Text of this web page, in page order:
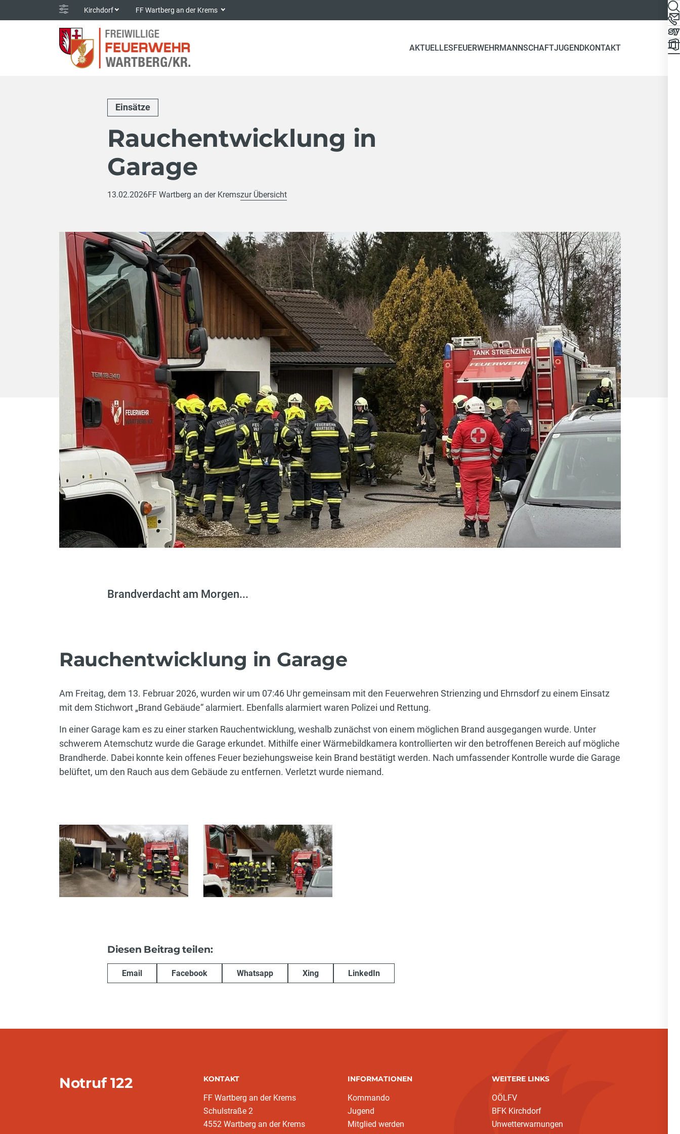
Kirchdorf FF Wartberg an der Krems
AKTUELLESFEUERWEHRMANNSCHAFTJUGENDKONTAKT
Einsätze
Rauchentwicklung in
Garage
13.02.2026FF Wartberg an der Kremszur Übersicht
Brandverdacht am Morgen...
Rauchentwicklung in Garage
Am Freitag, dem 13. Februar 2026, wurden wir um 07:46 Uhr gemeinsam mit den Feuerwehren Strienzing und Ehrnsdorf zu einem Einsatz
mit dem Stichwort „Brand Gebäude“ alarmiert. Ebenfalls alarmiert waren Polizei und Rettung.
In einer Garage kam es zu einer starken Rauchentwicklung, weshalb zunächst von einem möglichen Brand ausgegangen wurde. Unter
schwerem Atemschutz wurde die Garage erkundet. Mithilfe einer Wärmebildkamera kontrollierten wir den betroffenen Bereich auf mögliche
Brandherde. Dabei konnte kein offenes Feuer beziehungsweise kein Brand bestätigt werden. Nach umfassender Kontrolle wurde die Garage
belüftet, um den Rauch aus dem Gebäude zu entfernen. Verletzt wurde niemand.
Diesen Beitrag teilen:
Email Facebook Whatsapp Xing LinkedIn
Notruf 122 KONTAKT
FF Wartberg an der Krems
Schulstraße 2
4552 Wartberg an der Krems
INFORMATIONEN
Kommando
Jugend
Mitglied werden
WEITERE LINKS
OÖLFV
BFK Kirchdorf
Unwetterwarnungen